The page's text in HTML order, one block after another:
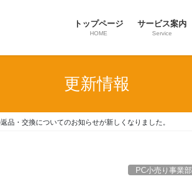
トップページ
HOME
サービス案内
Service
更新情報
品・交換についてのお知らせが新しくなりました。
PC小売り事業部